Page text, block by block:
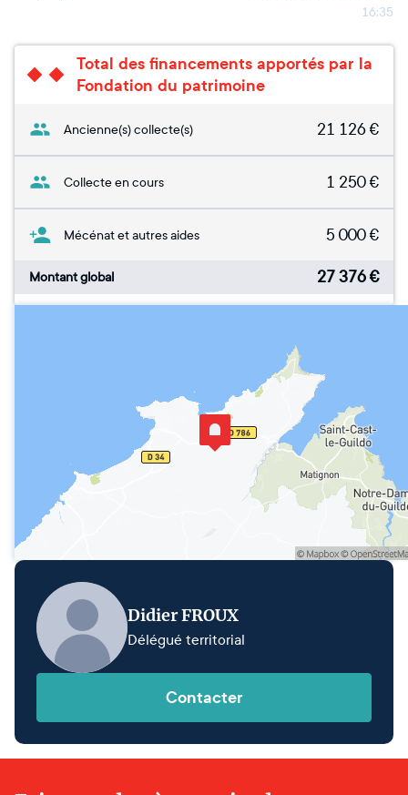
16:35
Total des financements apportés par la
Fondation du patrimoine
Ancienne(s) collecte(s) 21 126€
Collecte en cours 1 250€
Mécénat et autres aides 5 000€
Montant global 27 376€
Didier FROUX
Délégué territorial
Contacter